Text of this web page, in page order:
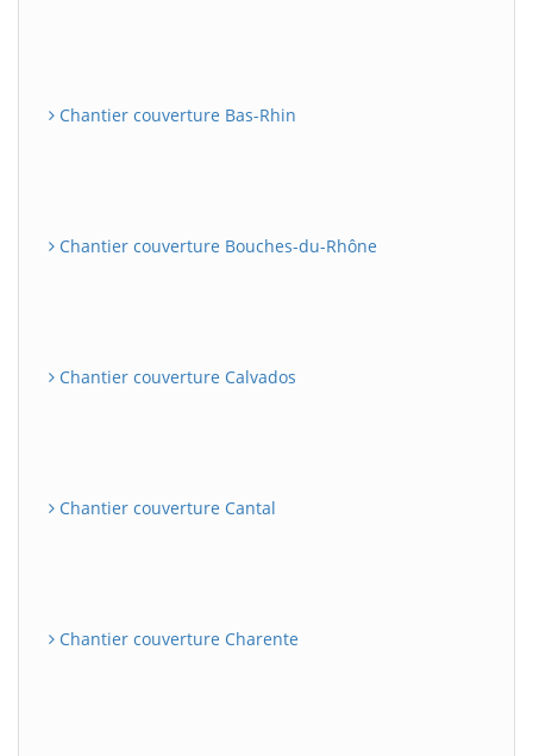
Chantier couverture Bas-Rhin
Chantier couverture Bouches-du-Rhône
Chantier couverture Calvados
Chantier couverture Cantal
Chantier couverture Charente